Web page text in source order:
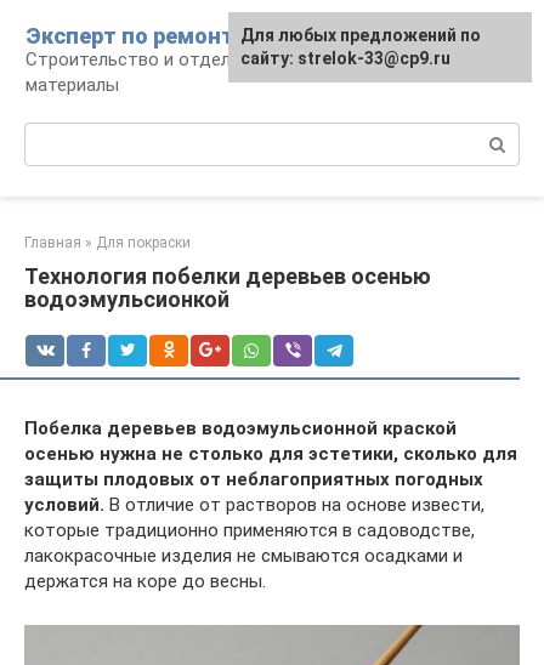
контенту
Эксперт по ремонту
Строительство и отделка: работы и
материалы
Главная » Для покраски
Технология побелки деревьев осенью
водоэмульсионкой
Побелка деревьев водоэмульсионной краской
осенью нужна не столько для эстетики, сколько для
защиты плодовых от неблагоприятных погодных
условий. В отличие от растворов на основе извести,
которые традиционно применяются в садоводстве,
лакокрасочные изделия не смываются осадками и
держатся на коре до весны.
Для любых предложений по
сайту: strelok-33@cp9.ru
Для любых предложений по
сайту: strelok-33@cp9.ru